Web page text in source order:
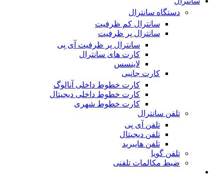
دستگاه سانترال
سانترال کم ظرفیت
سانترال پر ظرفیت
سانترال پر ظرفیت آی پی
کارت های سانترال
لاینسس
کارت جانبی
کارت خطوط داخلی آنالوگ
کارت خطوط داخلی دیجیتال
کارت خطوط شهری
تلفن سانترال
تلفن آی پی
تلفن دیجیتال
تلفن هایبرید
تلفن گویا
ضبط مکالمات تلفنی